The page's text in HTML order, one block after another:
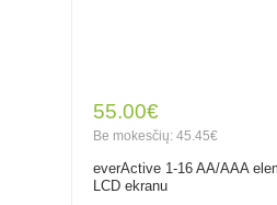
55.00€
Be mokesčių: 45.45€
everActive 1-16 AA/AAA
LCD ekranu